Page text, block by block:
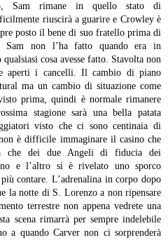
Sam rimane in quello stato di
riuscirà a guarire e Crowley è
posto il bene di suo fratello prima di
Sam non l’ha fatto quando era in
cosa avesse fatto. Stavolta non
aperti i cancelli. Il cambio di piano
ma un cambio di situazione come
prima, quindi è normale rimanere
stagione sarà una bella patata
visto che ci sono centinaia di
è difficile immaginare il casino che
che dei due Angeli di fiducia dei
e l’altro si è rivelato uno sporco
contare. L’adrenalina in corpo dopo
la notte di S. Lorenzo a non ripensare
terrestre non appena vedrete una
scena rimarrà per sempre indelebile
a quando Carver non ci sorprenderà